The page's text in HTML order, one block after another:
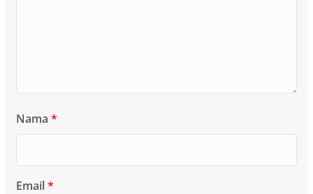
Nama *
Email*